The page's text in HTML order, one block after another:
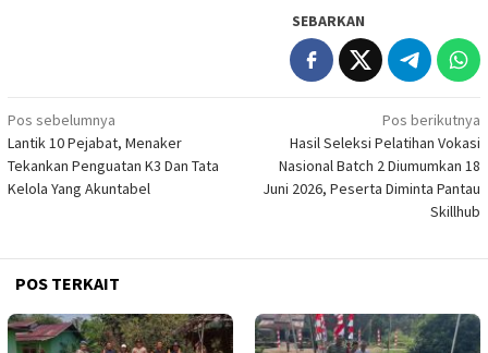
SEBARKAN
Navigasi
pos
Pos sebelumnya
Lantik 10 Pejabat, Menaker
Tekankan Penguatan K3 Dan Tata
Kelola Yang Akuntabel
Pos berikutnya
Hasil Seleksi Pelatihan Vokasi
Nasional Batch 2 Diumumkan 18
Juni 2026, Peserta Diminta Pantau
Skillhub
POS TERKAIT